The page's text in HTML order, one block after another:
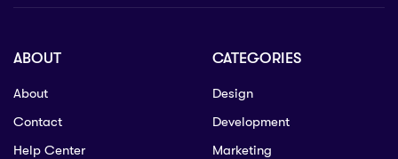
ABOUT
About
Contact
Help Center
CATEGORIES
Design
Development
Marketing